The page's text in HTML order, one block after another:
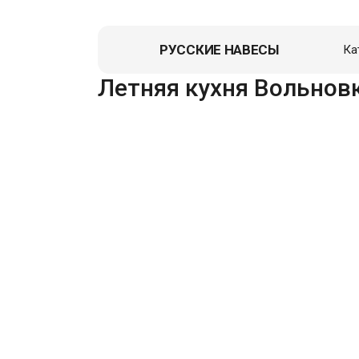
РУССКИЕ НАВЕСЫ
Летняя кухня